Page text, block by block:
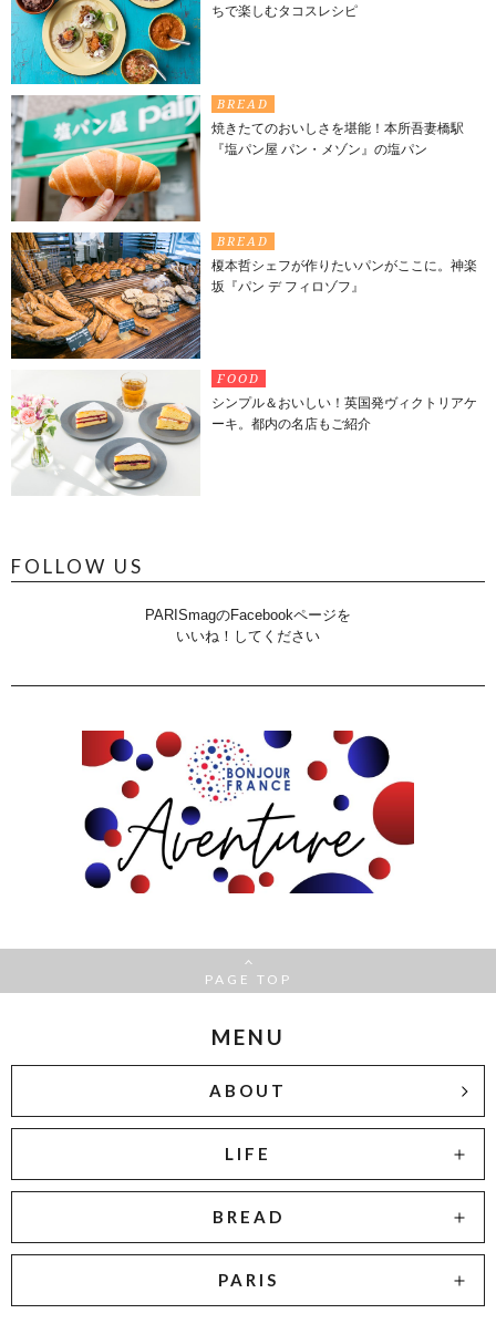
ちで楽しむタコスレシピ
BREAD
焼きたてのおいしさを堪能！本所吾妻橋駅
『塩パン屋 パン・メゾン』の塩パン
BREAD
榎本哲シェフが作りたいパンがここに。神楽
坂『パン デ フィロゾフ』
FOOD
シンプル＆おいしい！英国発ヴィクトリアケ
ーキ。都内の名店もご紹介
FOLLOW US
PARISmagのFacebookページを
いいね！してください
PAGE TOP
MENU
ABOUT
LIFE
BREAD
PARIS